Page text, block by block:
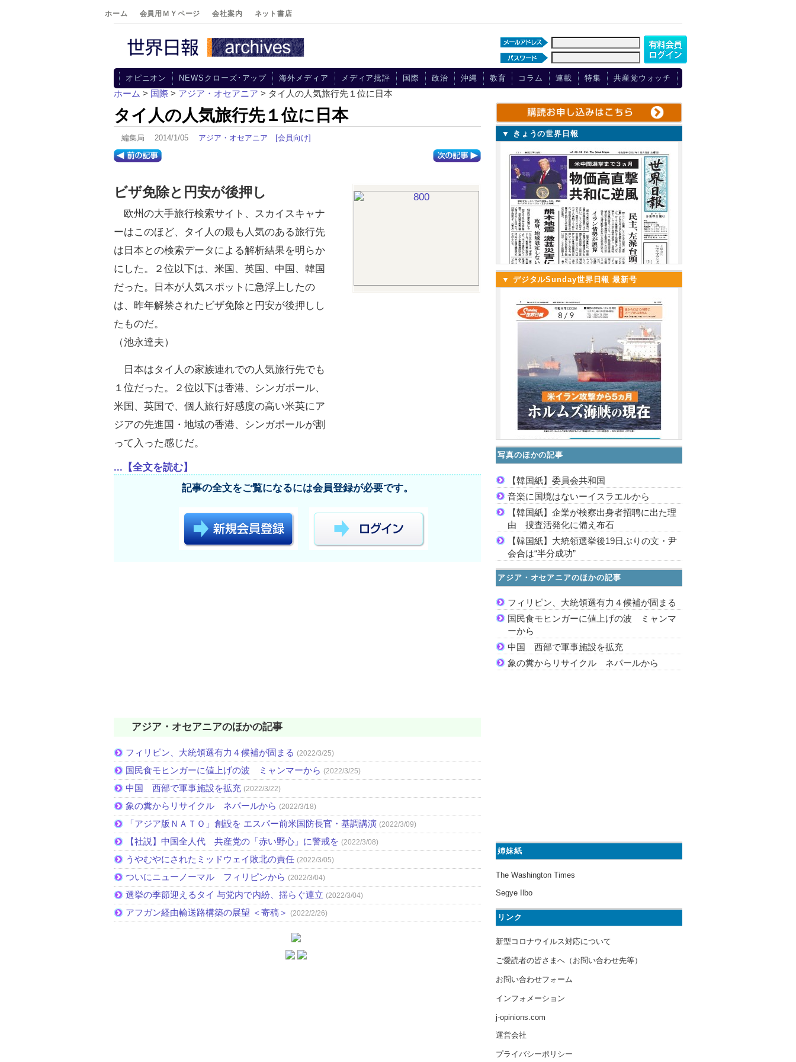
ホーム 会員用ＭＹページ 会社案内 ネット書店
オピニオン NEWSクローズ･アップ 海外メディア メディア批評 国際 政治 沖縄 教育 コラム 連載 特集 共産党ウォッチ
ホーム > 国際 > アジア・オセアニア > タイ人の人気旅行先１位に日本
タイ人の人気旅行先１位に日本
編集局 2014/1/05 アジア・オセアニア [会員向け]
ビザ免除と円安が後押し
欧州の大手旅行検索サイト、スカイスキャナ
ーはこのほど、タイ人の最も人気のある旅行先
は日本との検索データによる解析結果を明らか
にした。２位以下は、米国、英国、中国、韓国
だった。日本が人気スポットに急浮上したの
は、昨年解禁されたビザ免除と円安が後押しし
たものだ。
（池永達夫）
日本はタイ人の家族連れでの人気旅行先でも
１位だった。２位以下は香港、シンガポール、
米国、英国で、個人旅行好感度の高い米英にア
ジアの先進国・地域の香港、シンガポールが割
って入った感じだ。
...【全文を読む】
記事の全文をご覧になるには会員登録が必要です。
アジア・オセアニアのほかの記事
フィリピン、大統領選有力４候補が固まる (2022/3/25)
国民食モヒンガーに値上げの波 ミャンマーから (2022/3/25)
中国 西部で軍事施設を拡充 (2022/3/22)
象の糞からリサイクル ネパールから (2022/3/18)
「アジア版ＮＡＴＯ」創設を エスパー前米国防長官・基調講演 (2022/3/09)
【社説】中国全人代 共産党の「赤い野心」に警戒を (2022/3/08)
うやむやにされたミッドウェイ敗北の責任 (2022/3/05)
ついにニューノーマル フィリピンから (2022/3/04)
選挙の季節迎えるタイ 与党内で内紛、揺らぐ連立 (2022/3/04)
アフガン経由輸送路構築の展望 ＜寄稿＞ (2022/2/26)
▼ きょうの世界日報
▼ デジタルSunday世界日報 最新号
写真のほかの記事
【韓国紙】委員会共和国
音楽に国境はないーイスラエルから
【韓国紙】企業が検察出身者招聘に出た理
由 捜査活発化に備え布石
【韓国紙】大統領選挙後19日ぶりの文・尹
会合は“半分成功”
アジア・オセアニアのほかの記事
フィリピン、大統領選有力４候補が固まる
国民食モヒンガーに値上げの波 ミャンマ
ーから
中国 西部で軍事施設を拡充
象の糞からリサイクル ネパールから
姉妹紙
The Washington Times
Segye Ilbo
リンク
新型コロナウイルス対応について
ご愛読者の皆さまへ（お問い合わせ先等）
お問い合わせフォーム
インフォメーション
j-opinions.com
運営会社
プライバシーポリシー